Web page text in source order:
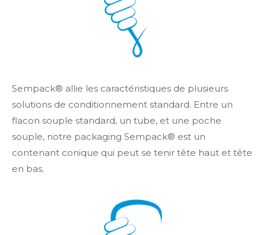
Sempack® allie les caractéristiques de plusieurs
solutions de conditionnement standard. Entre un
flacon souple standard, un tube, et une poche
souple, notre packaging Sempack® est un
contenant conique qui peut se tenir tête haut et tête
en bas.